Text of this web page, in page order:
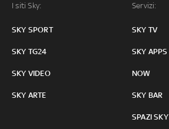
I siti Sky:
SKY SPORT
SKY TG24
SKY VIDEO
SKY ARTE
Servizi:
SKY TV
SKY APPS
NOW
SKY BAR
SPAZI SKY